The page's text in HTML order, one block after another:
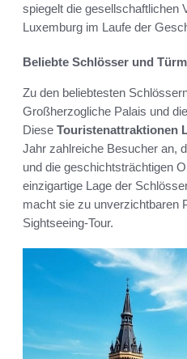
spiegelt die gesellschaftlichen
Luxemburg im Laufe der
Beliebte Schlösser und
Zu den beliebtesten
Großherzogliche Palais und
Diese Touristenattraktionen
Jahr zahlreiche Besucher an,
und die geschichtsträchtigen
einzigartige Lage der
macht sie zu unverzichtbaren
Sightseeing-Tour.